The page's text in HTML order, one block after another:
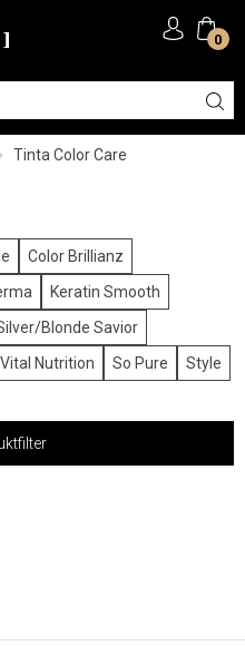
0
Tinta Color Care
Color Brillianz
Keratin Smooth
Blonde Savior
Vital Nutrition So Pure Style